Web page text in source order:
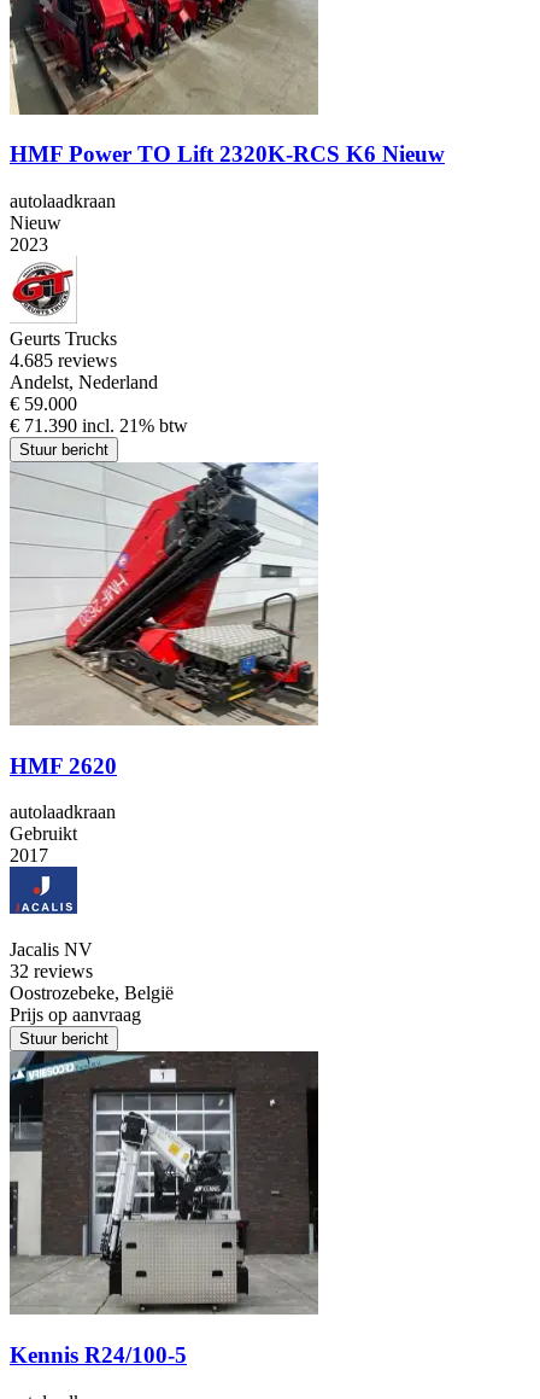
HMF Power TO Lift 2320K-RCS K6 Nieuw
autolaadkraan
Nieuw
2023
Geurts Trucks
4.685 reviews
Andelst, Nederland
€ 59.000
€ 71.390 incl. 21% btw
Stuur bericht
HMF 2620
autolaadkraan
Gebruikt
2017
Jacalis NV
32 reviews
Oostrozebeke, België
Prijs op aanvraag
Stuur bericht
Kennis R24/100-5